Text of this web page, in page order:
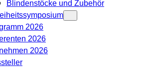
Blindenstöcke und Zubehör
2026
2026
2026